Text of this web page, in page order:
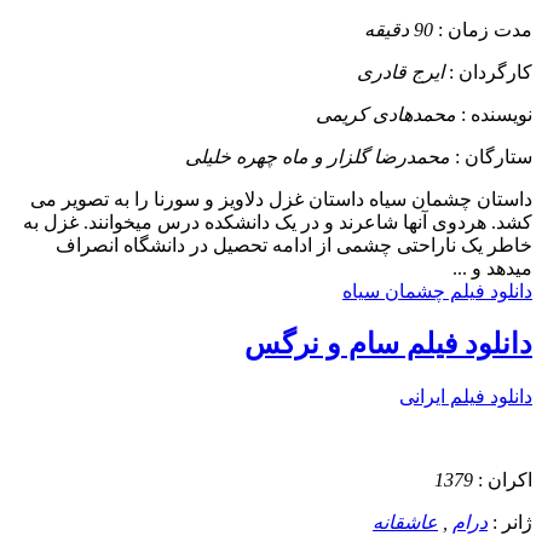
مدت زمان : 90 دقیقه
کارگردان :ایرج قادری
نویسنده : محمدهادی کریمی
ستارگان : محمدرضا گلزار و ماه چهره خلیلی
داستان چشمان سیاه داستان غزل دلاویز و سورنا را به تصویر می
کشد. هردوی آنها شاعرند و در یک دانشکده درس میخوانند. غزل به
خاطر یک ناراحتی چشمی از ادامه تحصیل در دانشگاه انصراف
میدهد و ...
دانلود فیلم چشمان سیاه
دانلود فیلم سام و نرگس
دانلود فیلم ایرانی
اکران : 1379
ژانر : درام عاشقانه